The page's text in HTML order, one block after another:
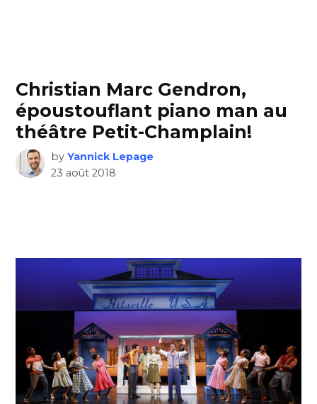
Christian Marc Gendron,
époustouflant piano man au
théâtre Petit-Champlain!
by Yannick Lepage
23 août 2018